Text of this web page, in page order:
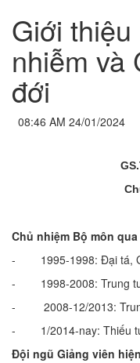
Giới thiệu
nhiễm và
đới
08:46 AM 24/01/2024
Chủ nhiệm Bộ môn
- 1995-1998: Đại tá,
- 1998-2008: Trung
- 2008-12/2013: Trung
- 1/2014-nay: Thiếu
Đội ngũ Giảng viên